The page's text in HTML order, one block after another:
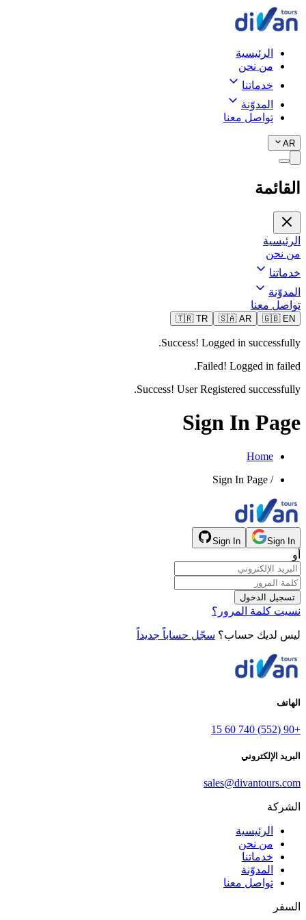
الرئيسية
من نحن
خدماتنا
المدوّنة
تواصل معنا
AR
القائمة
الرئيسية
من نحن
خدماتنا
المدوّنة
تواصل معنا
🇬🇧 EN
🇸🇦 AR
🇹🇷 TR
Success! Logged in successfully.
Failed! Logged in failed.
Success! User Registered successfully.
Sign In Page
Home
/
Sign In Page
Sign In
Sign In
أو
تسجيل الدخول
نسيت كلمة المرور؟
ليس لديك حساب؟ سجّل حساباً جديداً
الهاتف
+90 (552) 740 60 15
البريد الإلكتروني
sales@divantours.com
الشركة
الرئيسية
من نحن
خدماتنا
المدوّنة
تواصل معنا
السفر